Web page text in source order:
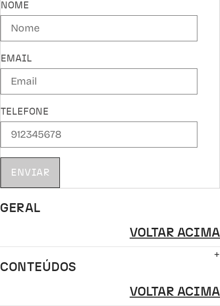
NOME
EMAIL
TELEFONE
ENVIAR
GERAL
VOLTAR ACIMA
CONTEÚDOS
VOLTAR ACIMA